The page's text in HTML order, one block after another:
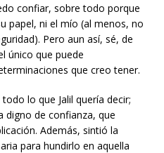
confiar, sobre todo porque
papel, ni el mío (al menos, no
Pero aun así, sé, de
único que puede
que creo tener.
lo que Jalil quería decir;
digno de confianza, que
Además, sintió la
para hundirlo en aquella